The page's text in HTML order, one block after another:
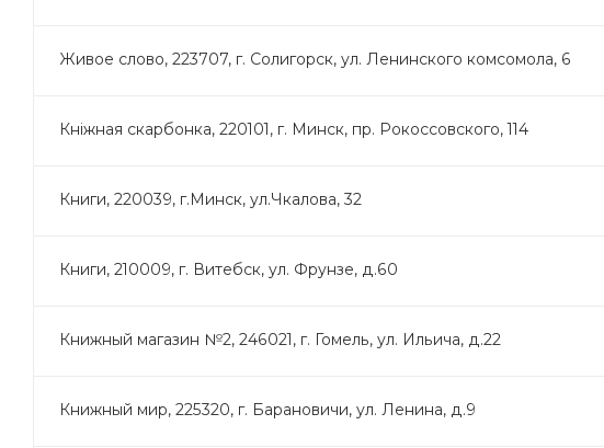
Живое слово, 223707, г. Солигорск, ул. Ленинского комсомола, 6
Кнiжная скарбонка, 220101, г. Минск, пр. Рокоссовского, 114
Книги, 220039, г.Минск, ул.Чкалова, 32
Книги, 210009, г. Витебск, ул. Фрунзе, д.60
Книжный магазин №2, 246021, г. Гомель, ул. Ильича, д.22
Книжный мир, 225320, г. Барановичи, ул. Ленина, д.9